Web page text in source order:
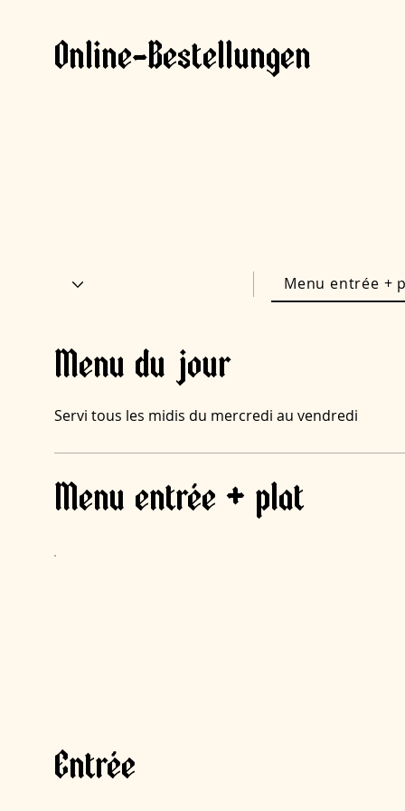
Online-Bestellungen
Menu du jour
Servi tous les midis du mercredi au vendredi
Menu entrée + plat
Entrée
Menu entrée +